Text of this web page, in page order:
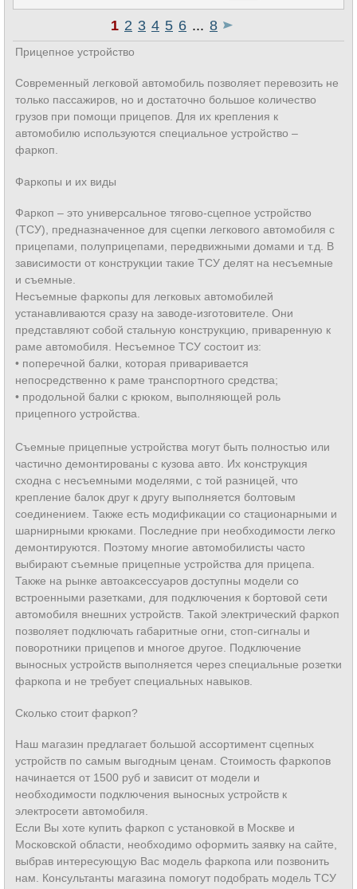
1 2 3 4 5 6 ... 8
Прицепное устройство
Современный легковой автомобиль позволяет перевозить не
только пассажиров, но и достаточно большое количество
грузов при помощи прицепов. Для их крепления к
автомобилю используются специальное устройство –
фаркоп.
Фаркопы и их виды
Фаркоп – это универсальное тягово-сцепное устройство
(ТСУ), предназначенное для сцепки легкового автомобиля с
прицепами, полуприцепами, передвижными домами и т.д. В
зависимости от конструкции такие ТСУ делят на несъемные
и съемные.
Несъемные фаркопы для легковых автомобилей
устанавливаются сразу на заводе-изготовителе. Они
представляют собой стальную конструкцию, приваренную к
раме автомобиля. Несъемное ТСУ состоит из:
• поперечной балки, которая приваривается
непосредственно к раме транспортного средства;
• продольной балки с крюком, выполняющей роль
прицепного устройства.
Съемные прицепные устройства могут быть полностью или
частично демонтированы с кузова авто. Их конструкция
сходна с несъемными моделями, с той разницей, что
крепление балок друг к другу выполняется болтовым
соединением. Также есть модификации со стационарными и
шарнирными крюками. Последние при необходимости легко
демонтируются. Поэтому многие автомобилисты часто
выбирают съемные прицепные устройства для прицепа.
Также на рынке автоаксессуаров доступны модели со
встроенными разетками, для подключения к бортовой сети
автомобиля внешних устройств. Такой электрический фаркоп
позволяет подключать габаритные огни, стоп-сигналы и
поворотники прицепов и многое другое. Подключение
выносных устройств выполняется через специальные розетки
фаркопа и не требует специальных навыков.
Сколько стоит фаркоп?
Наш магазин предлагает большой ассортимент сцепных
устройств по самым выгодным ценам. Стоимость фаркопов
начинается от 1500 руб и зависит от модели и
необходимости подключения выносных устройств к
электросети автомобиля.
Если Вы хоте купить фаркоп с установкой в Москве и
Московской области, необходимо оформить заявку на сайте,
выбрав интересующую Вас модель фаркопа или позвонить
нам. Консультанты магазина помогут подобрать модель ТСУ